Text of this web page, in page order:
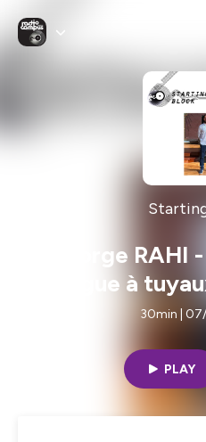
George RAHI
orgue à
Starting30min |
PLAY